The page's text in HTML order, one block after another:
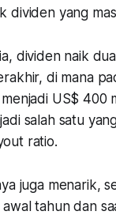
dividen yang
dividen naik
di mana
US$ 400
salah satu
ratio.
juga menarik,
tahun dan